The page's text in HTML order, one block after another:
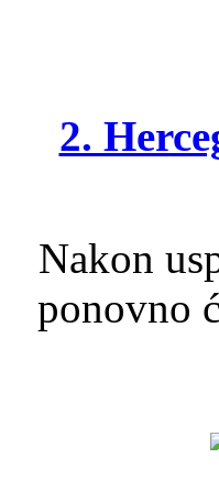
2.
Nakon
ponovno